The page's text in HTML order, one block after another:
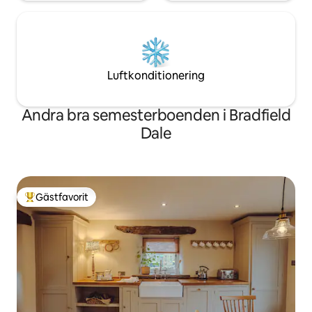
Luftkonditionering
Andra bra semesterboenden i Bradfield
Dale
Populär gästfavorit
Gästfavorit